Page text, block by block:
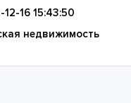
12-16 15:43:50
недвижимость